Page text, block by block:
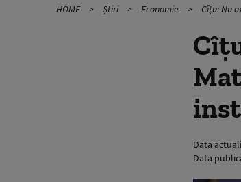
HOME Știri Economie Cîțu: Nu
Data
Data